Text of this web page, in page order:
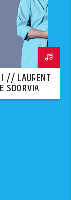
// LAURENT
SDORVIA